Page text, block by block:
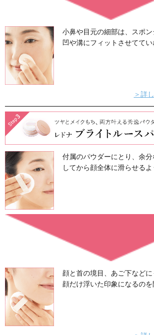
肌を保ちます。
なりたい肌で選
ピンクベージ